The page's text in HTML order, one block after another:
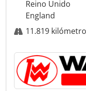
Reino Unido
England
11.819 kilómetro